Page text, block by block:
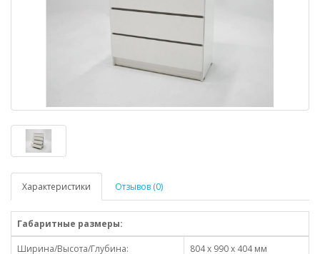
Характеристики Отзывов (0)
Габаритные размеры:
Ширина/Высота/Глубина: 804 x 990 x 404 мм